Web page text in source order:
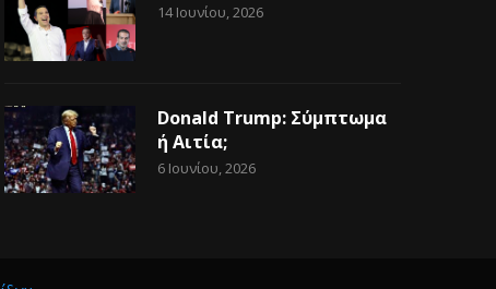
14 Ιουνίου, 2026
Donald Trump: Σύμπτωμα
ή Αιτία;
6 Ιουνίου, 2026